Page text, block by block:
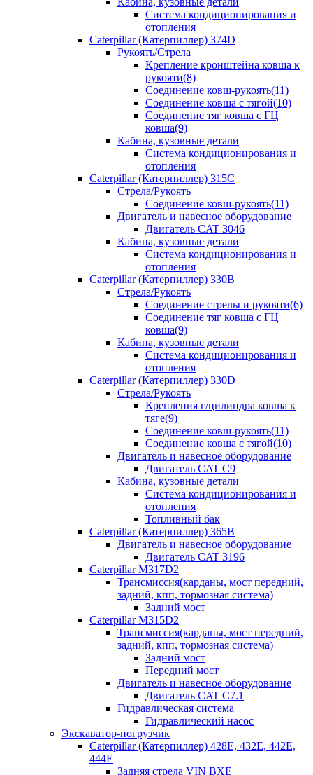
Система кондиционирования и
отопления
Caterpillar (Катерпиллер) 374D
Рукоять/Стрела
Крепление кронштейна ковша к
рукояти(8)
Соединение ковш-рукоять(11)
Соединение ковша с тягой(10)
Соединение тяг ковша с ГЦ
ковша(9)
Кабина, кузовные детали
Система кондиционирования и
отопления
Caterpillar (Катерпиллер) 315C
Стрела/Рукоять
Соединение ковш-рукоять(11)
Двигатель и навесное оборудование
Двигатель CAT 3046
Кабина, кузовные детали
Система кондиционирования и
отопления
Caterpillar (Катерпиллер) 330B
Стрела/Рукоять
Соединение стрелы и рукояти(6)
Соединение тяг ковша с ГЦ
ковша(9)
Кабина, кузовные детали
Система кондиционирования и
отопления
Caterpillar (Катерпиллер) 330D
Стрела/Рукоять
Крепления г/цилиндра ковша к
тяге(9)
Соединение ковш-рукоять(11)
Соединение ковша с тягой(10)
Двигатель и навесное оборудование
Двигатель CAT C9
Кабина, кузовные детали
Система кондиционирования и
отопления
Топливный бак
Caterpillar (Катерпиллер) 365B
Двигатель и навесное оборудование
Двигатель CAT 3196
Caterpillar M317D2
Трансмиссия(карданы, мост передний,
задний, кпп, тормозная система)
Задний мост
Caterpillar M315D2
Трансмиссия(карданы, мост передний,
задний, кпп, тормозная система)
Задний мост
Передний мост
Двигатель и навесное оборудование
Двигатель CAT C7.1
Гидравлическая система
Гидравлический насос
Экскаватор-погрузчик
Caterpillar (Катерпиллер) 428E, 432E, 442E,
444E
Задняя стрела VIN BXE